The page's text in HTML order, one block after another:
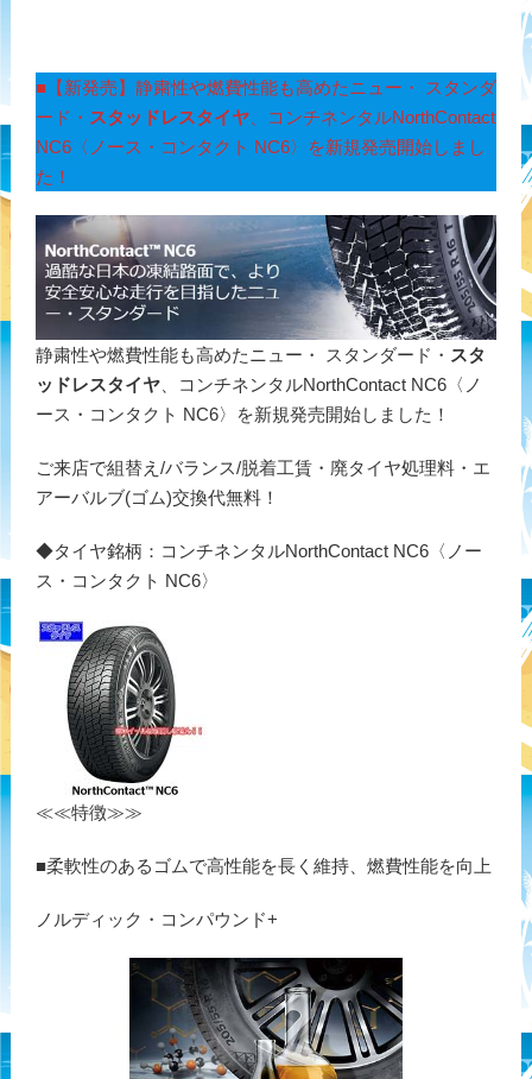
■【新発売】静粛性や燃費性能も高めたニュー・ スタンダ
ード・ スタッドレスタイヤ、コンチネンタルNorthContact
NC6〈ノース・コンタクト NC6〉を新規発売開始しまし
た！
静粛性や燃費性能も高めたニュー・ スタンダード・ スタ
ッドレスタイヤ、コンチネンタルNorthContact NC6〈ノ
ース・コンタクト NC6〉を新規発売開始しました！
ご来店で組替え/バランス/脱着工賃・廃タイヤ処理料・エ
アーバルブ(ゴム)交換代無料！
◆タイヤ銘柄：コンチネンタルNorthContact NC6〈ノー
ス・コンタクト NC6〉
≪≪特徴≫≫
■柔軟性のあるゴムで高性能を長く維持、燃費性能を向上
ノルディック・コンパウンド+